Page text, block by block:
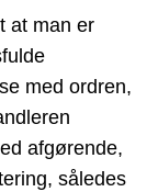
at man er
med ordren,
afgørende,
således